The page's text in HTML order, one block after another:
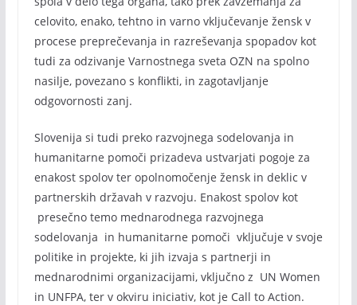
celovito, enako, tehtno in varno vključevanje žensk v
procese preprečevanja in razreševanja spopadov kot
tudi za odzivanje Varnostnega sveta OZN na spolno
nasilje, povezano s konflikti, in zagotavljanje
odgovornosti zanj.
Slovenija si tudi preko razvojnega sodelovanja in
humanitarne pomoči prizadeva ustvarjati pogoje za
enakost spolov ter opolnomočenje žensk in deklic v
partnerskih državah v razvoju. Enakost spolov kot
presečno temo mednarodnega razvojnega
sodelovanja in humanitarne pomoči vključuje v svoje
politike in projekte, ki jih izvaja s partnerji in
mednarodnimi organizacijami, vključno z UN Women
in UNFPA, ter v okviru iniciativ, kot je Call to Action.